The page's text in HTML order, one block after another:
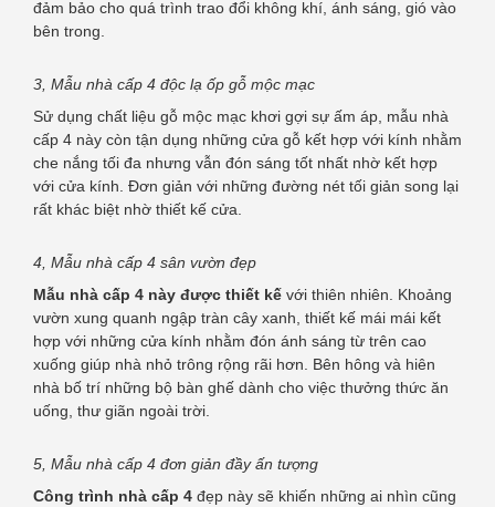
đảm bảo cho quá trình trao đổi không khí, ánh sáng, gió vào
bên trong.
3, Mẫu nhà cấp 4 độc lạ ốp gỗ mộc mạc
Sử dụng chất liệu gỗ mộc mạc khơi gợi sự ấm áp, mẫu nhà
cấp 4 này còn tận dụng những cửa gỗ kết hợp với kính nhằm
che nắng tối đa nhưng vẫn đón sáng tốt nhất nhờ kết hợp
với cửa kính. Đơn giản với những đường nét tối giản song lại
rất khác biệt nhờ thiết kế cửa.
4, Mẫu nhà cấp 4 sân vườn đẹp
Mẫu nhà cấp 4 này được thiết kế với thiên nhiên. Khoảng
vườn xung quanh ngập tràn cây xanh, thiết kế mái mái kết
hợp với những cửa kính nhằm đón ánh sáng từ trên cao
xuống giúp nhà nhỏ trông rộng rãi hơn. Bên hông và hiên
nhà bố trí những bộ bàn ghế dành cho việc thưởng thức ăn
uống, thư giãn ngoài trời.
5, Mẫu nhà cấp 4 đơn giản đầy ấn tượng
Công trình nhà cấp 4 đẹp này sẽ khiến những ai nhìn cũng